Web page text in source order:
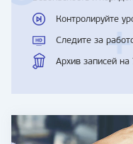
Контролируйте
Следите за
Архив записей